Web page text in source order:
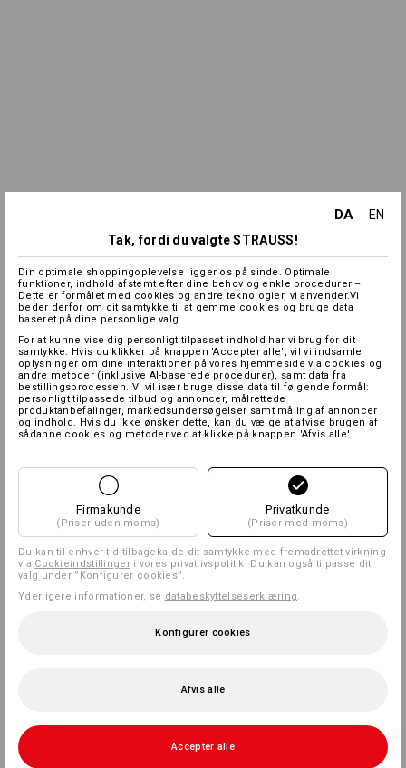
DA
EN
Tak, fordi du valgte STRAUSS!
Din optimale shoppingoplevelse ligger os på sinde. Optimale
funktioner, indhold afstemt efter dine behov og enkle procedurer –
Dette er formålet med cookies og andre teknologier, vi anvender.Vi
beder derfor om dit samtykke til at gemme cookies og bruge data
baseret på dine personlige valg.
For at kunne vise dig personligt tilpasset indhold har vi brug for dit
samtykke. Hvis du klikker på knappen 'Accepter alle', vil vi indsamle
oplysninger om dine interaktioner på vores hjemmeside via cookies og
andre metoder (inklusive AI-baserede procedurer), samt data fra
bestillingsprocessen. Vi vil især bruge disse data til følgende formål:
personligt tilpassede tilbud og annoncer, målrettede
produktanbefalinger, markedsundersøgelser samt måling af annoncer
og indhold. Hvis du ikke ønsker dette, kan du vælge at afvise brugen af
sådanne cookies og metoder ved at klikke på knappen 'Afvis alle'.
Firmakunde
(Priser uden moms)
Privatkunde
(Priser med moms)
Du kan til enhver tid tilbagekalde dit samtykke med fremadrettet virkning
via Cookieindstillingeri vores privatlivspolitik. Du kan også tilpasse dit
valg under ”Konfigurer cookies”.
Yderligere informationer, se databeskyttelseserklæring
Konfigurer cookies
Afvis alle
Accepter alle